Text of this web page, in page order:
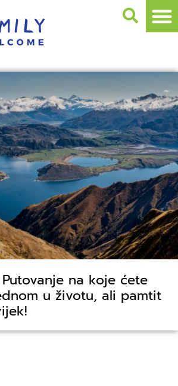
na koje ćete
u životu, ali pamtit